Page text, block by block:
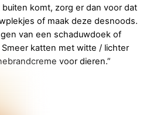
komt, zorg er dan voor dat
of maak deze desnoods.
van een schaduwdoek of
katten met witte / lichter
voor dieren.”